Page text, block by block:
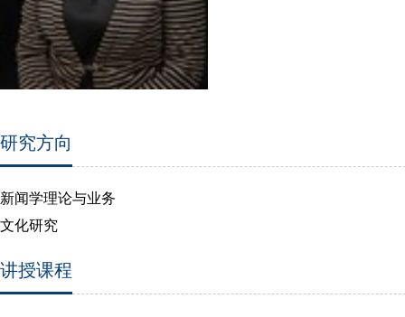
研究方向
新闻学理论与业务
文化研究
讲授课程